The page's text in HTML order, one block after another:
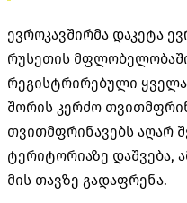
ევროკავშირმა დაკეტა
რუსეთის
რეგისტრირებული
შორის კერძო
თვითმფრინავებს აღარ
ტერიტორიაზე დაშვება,
მის თავზე გადაფრენა.